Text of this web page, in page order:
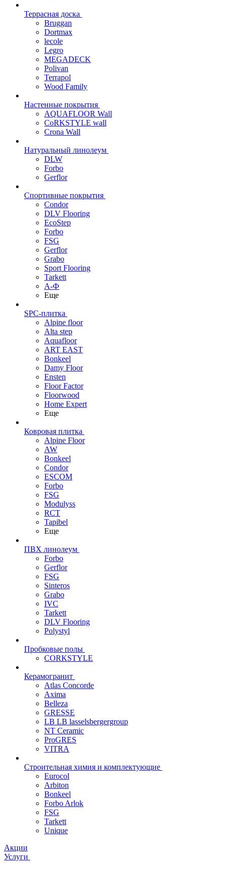
Террасная доска
Bruggan
Dortmax
lecole
Legro
MEGADECK
Polivan
Terrapol
Wood Family
Настенные покрытия
AQUAFLOOR Wall
CoRKSTYLE wall
Crona Wall
Натуральный линолеум
DLW
Forbo
Gerflor
Спортивные покрытия
Condor
DLV Flooring
EcoStep
Forbo
FSG
Gerflor
Grabo
Sport Flooring
Tarkett
А-Ф
Еще
SPC-плитка
Alpine floor
Alta step
Aquafloor
ART EAST
Bonkeel
Damy Floor
Ensten
Floor Factor
Floorwood
Home Expert
Еще
Ковровая плитка
Alpine Floor
AW
Bonkeel
Condor
ESCOM
Forbo
FSG
Modulyss
RCT
Tapibel
Еще
ПВХ линолеум
Forbo
Gerflor
FSG
Sinteros
Grabo
IVC
Tarkett
DLV Flooring
Polystyl
Пробковые полы
CORKSTYLE
Керамогранит
Atlas Concorde
Axima
Belleza
GRESSE
LB LB lasselsbergergroup
NT Ceramic
ProGRES
VITRA
Строительная химия и комплектующие
Eurocol
Arbiton
Bonkeel
Forbo Arlok
FSG
Tarkett
Unique
Акции
Услуги